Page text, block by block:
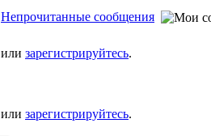
Непрочитанные сообщения
или зарегистрируйтесь.
или зарегистрируйтесь.